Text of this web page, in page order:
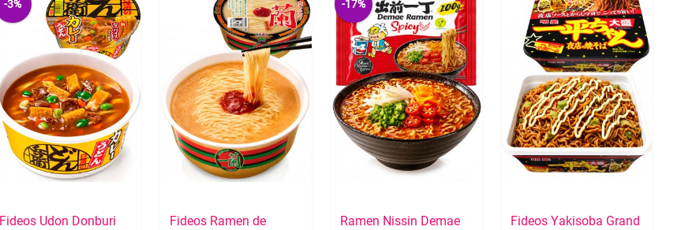
-3%
Fideos Udon Donburi
Fideos Ramen de
-17%
Ramen Nissin Demae
Fideos Yakisoba Grand